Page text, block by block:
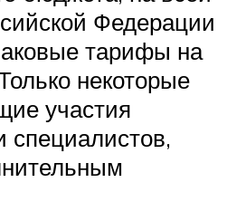
Федерации
тарифы на
некоторые
участия
специалистов,